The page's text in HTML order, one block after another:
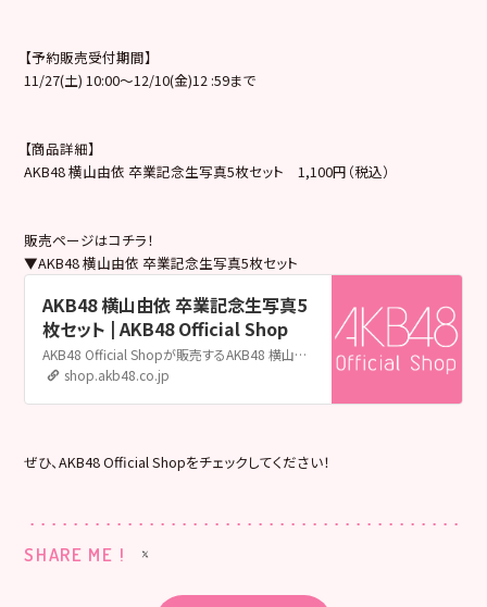
【予約販売受付期間】
11/27(土) 10:00～12/10(金)12 :59まで
【商品詳細】
AKB48 横山由依 卒業記念生写真5枚セット 1,100円（税込）
販売ページはコチラ！
▼AKB48 横山由依 卒業記念生写真5枚セット
AKB48 横山由依 卒業記念生写真5
枚セット | AKB48 Official Shop
AKB48 Official Shopが販売するAKB48 横山由依 卒業記念生写真5枚セットの販売ページです。AKB48 Official ShopはAKB48の公式通販サイトです。メンバー個別グッズやライブグッズ、生誕グッズ、生写真をはじめ、CDやDVD&Blu-rayも取扱い中！
shop.akb48.co.jp
ぜひ、AKB48 Official Shopをチェックしてください！
SHARE ME !